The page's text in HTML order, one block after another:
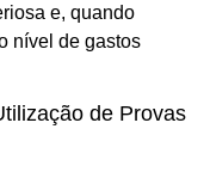
e, quando
nível de gastos
de Provas